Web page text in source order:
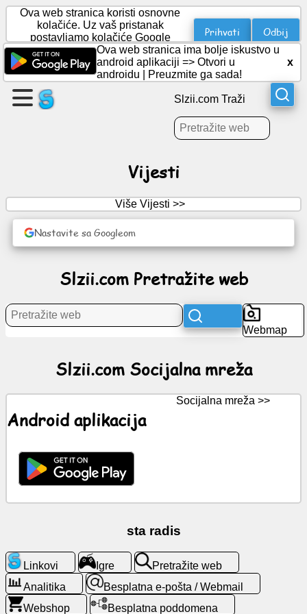
Kreirajte
stranicu
Kreiraj
red
mreža
ChatGPT
Wiki
Pretražite
web
Ova web stranica koristi osnovne
kolačiće. Uz vaš pristanak
postavljamo kolačiće Google
Analytics za statistiku.
Prihvati Odbij
Ova web stranica ima bolje iskustvo u
android aplikaciji => Otvori u
androidu
Preuzmite ga sada!
x
Slzii.com Traži
Vijesti
Više Vijesti >>
Nastavite sa Googleom
Slzii.com Pretražite web
Webmap
Slzii.com Socijalna mreža
Android aplikacija
Socijalna mreža >>
sta radis
Linkovi Igre
Pretražite web
Analitika
Besplatna e-pošta / Webmail
Webshop
Besplatna poddomena